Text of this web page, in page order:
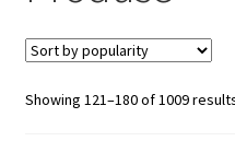
Showing 121–180 of 1009